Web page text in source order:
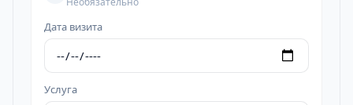
Дата визита
Услуга